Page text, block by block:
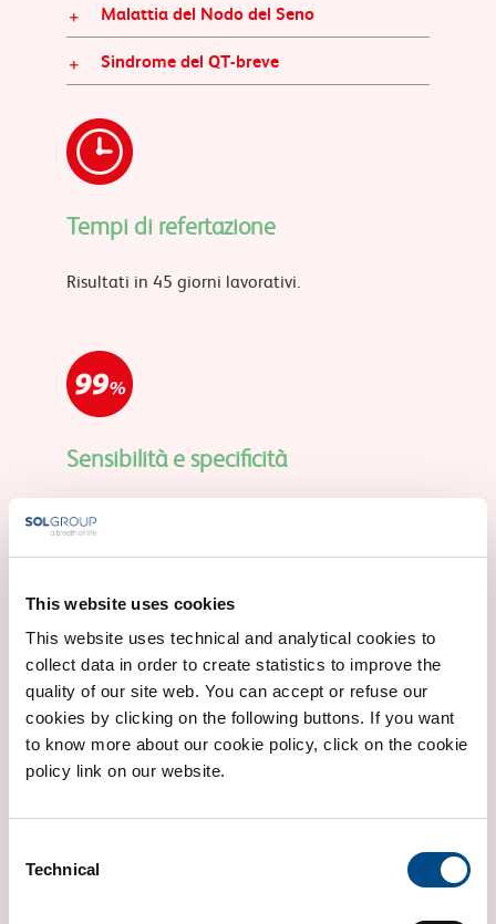
This website uses cookies
This website uses technical and analytical cookies to
collect data in order to create statistics to improve the
quality of our site web. You can accept or refuse our
cookies by clicking on the following buttons. If you want
to know more about our cookie policy, click on the cookie
policy link on our website.
Selection
Technical
Malattia del Nodo del Seno
Sindrome del QT-breve
Tempi di refertazione
Risultati in 45 giorni lavorativi.
Sensibilità e specificità
Sensibilità e specificità analitiche >99%.